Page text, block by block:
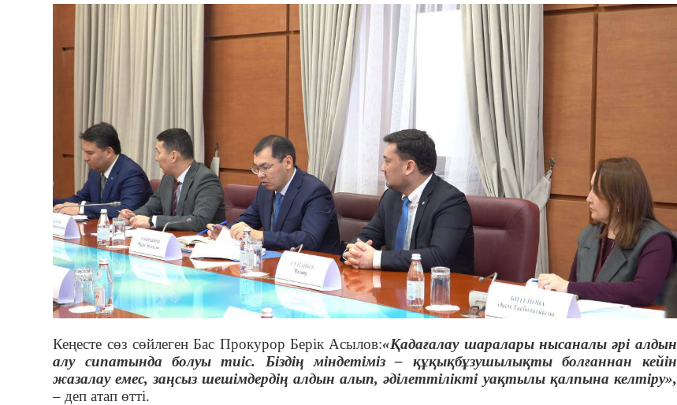
Кеңесте сөз сөйлеген Бас Прокурор Берік Асылов:«Қадағалау шаралары нысаналы әрі алдын
алу сипатында болуы тиіс. Біздің міндетіміз – құқықбұзушылықты болғаннан кейін
жазалау емес, заңсыз шешімдердің алдын алып, әділеттілікті уақтылы қалпына келтіру»,
– деп атап өтті.